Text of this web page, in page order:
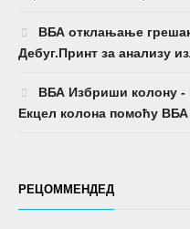
ВБА отклањање
Дебуг.Принт за анализу
ВБА Избриши колону -
Екцел колона помоћу ВБА
РЕЦОММЕНДЕД